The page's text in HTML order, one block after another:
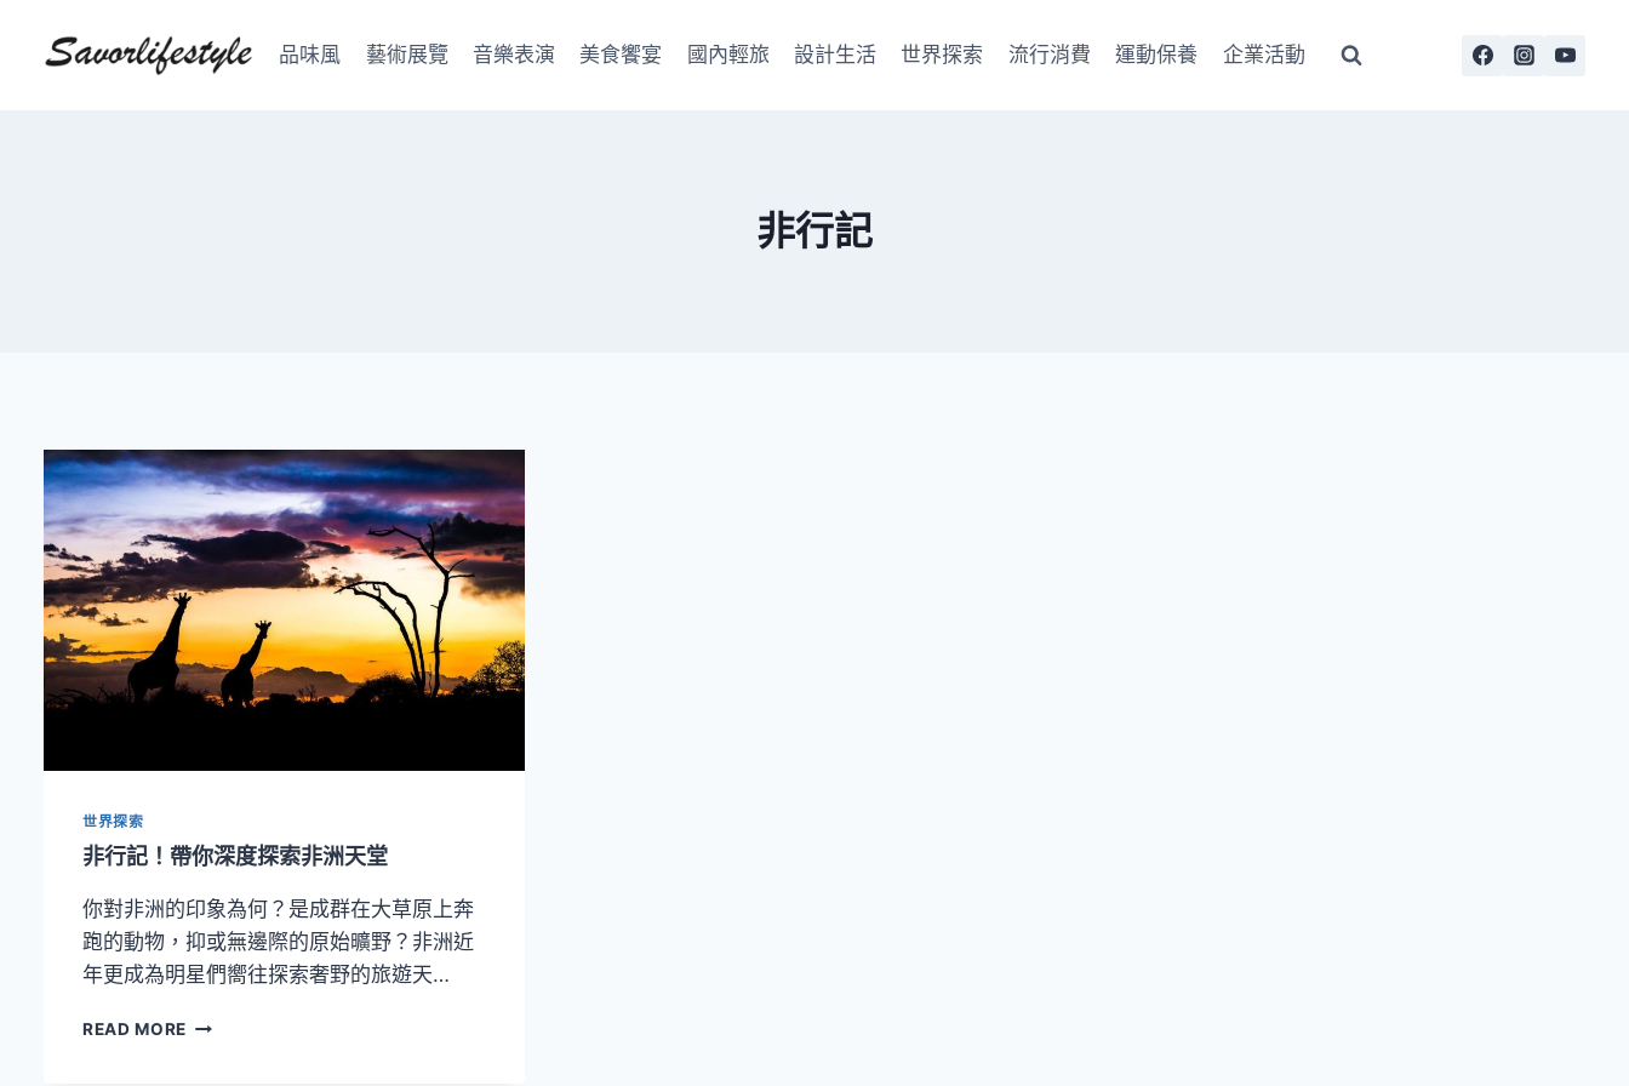
品味風 藝術展覽 音樂表演 美食饗宴 國內輕旅 設計生活 世界探索 流行消費 運動保養 企業活動
非行記
世界探索
非行記！帶你深度探索非洲天堂
你對非洲的印象為何？是成群在大草原上奔
跑的動物，抑或無邊際的原始曠野？非洲近
年更成為明星們嚮往探索奢野的旅遊天…
READ MORE